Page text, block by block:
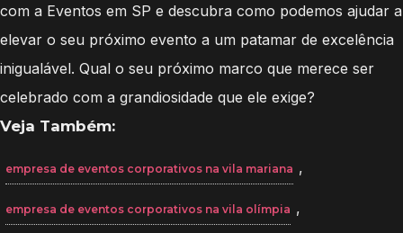
com a Eventos em SP e descubra como podemos ajudar a
elevar o seu próximo evento a um patamar de excelência
inigualável. Qual o seu próximo marco que merece ser
celebrado com a grandiosidade que ele exige?
Veja Também:
empresa de eventos corporativos na vila mariana ,
empresa de eventos corporativos na vila olímpia ,